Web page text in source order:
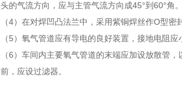
头的气流方向，应与主管气流方向成45°到60°
（4）在对焊凹凸法兰中，采用紫铜焊丝作O
（5）氧气管道应有导电的良好装置，接地电
（6）车间内主要氧气管道的末端应加设放散管
前，应设过滤器。